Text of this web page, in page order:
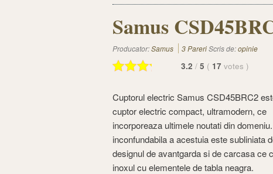
Samus
Producator:Samus 3 PareriScris de:opinie
3.2 / 5 ( 17 votes )
Cuptorul electric Samus CSD45BRC2
cuptor electric compact, ultramodern, ce
incorporeaza ultimele noutati din
inconfundabila a acestuia este subliniata
designul de avantgarda si de carcasa ce
inoxul cu elementele de tabla neagra.